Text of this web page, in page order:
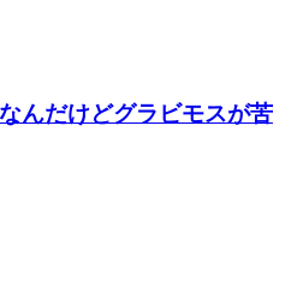
んだけどグラビモスが苦